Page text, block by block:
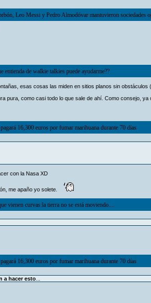
Leo Messi y Pedro Almodóvar mantuvieron sociedades
entienda de walkie talkies puede ayudarme??
esas cosas las miden en sitios planos sin
pura, como casi todo lo que sale de ahí. Como consejo,
16,300 euros por fumar marihuana durante 70 días
con la Nasa XD
me apaño yo solete.
vienen curvas:la tierra no se está moviendo....
16,300 euros por fumar marihuana durante 70 días
a hacer esto